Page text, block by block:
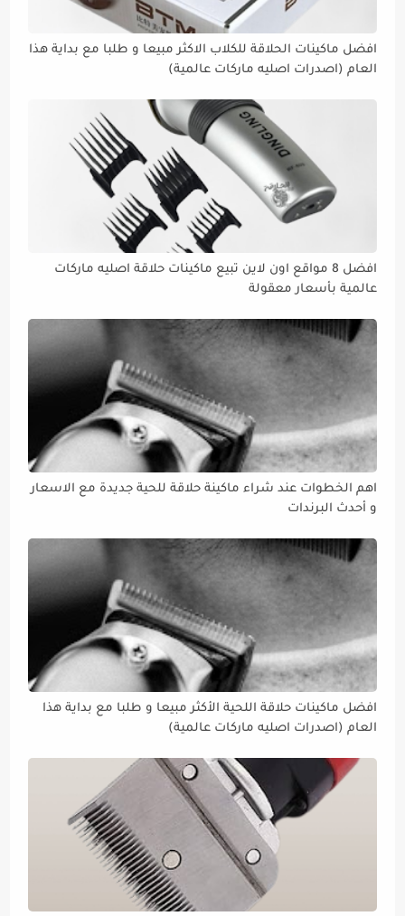
افضل ماكينات الحلاقة للكلاب الاكثر مبيعا و طلبا مع بداية هذا
العام (اصدرات اصليه ماركات عالمية)
افضل 8 مواقع اون لاين تبيع ماكينات حلاقة اصليه ماركات
عالمية بأسعار معقولة
اهم الخطوات عند شراء ماكينة حلاقة للحية جديدة مع الاسعار
و أحدث البرندات
افضل ماكينات حلاقة اللحية الأكثر مبيعا و طلبا مع بداية هذا
العام (اصدرات اصليه ماركات عالمية)